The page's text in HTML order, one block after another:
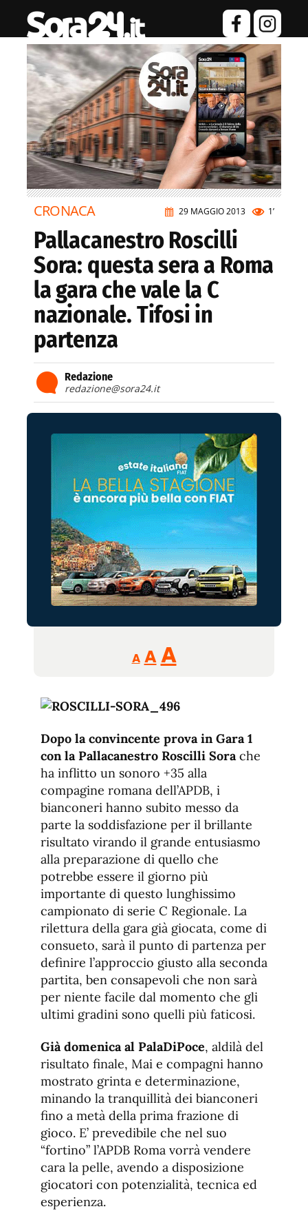
29 MAGGIO 2013 1’
CRONACA
Pallacanestro Roscilli
Sora: questa sera a Roma
la gara che vale la C
nazionale. Tifosi in
partenza
Redazione
redazione@sora24.it
A
Reducir
tamaño
A Restablecer
de
fuente
AAumentar
de
fuente.
Dopo la convincente prova in Gara 1
con la Pallacanestro Roscilli Sorache
ha inflitto un sonoro +35 alla
compagine romana dell’APDB, i
bianconeri hanno subito messo da
parte la soddisfazione per il brillante
risultato virando il grande entusiasmo
alla preparazione di quello che
potrebbe essere il giorno più
importante di questo lunghissimo
campionato di serie C Regionale. La
rilettura della gara già giocata, come di
consueto, sarà il punto di partenza per
definire l’approccio giusto alla seconda
partita, ben consapevoli che non sarà
per niente facile dal momento che gli
ultimi gradini sono quelli più faticosi.
Già domenica al PalaDiPoce, aldilà del
risultato finale, Mai e compagni hanno
mostrato grinta e determinazione,
minando la tranquillità dei bianconeri
fino a metà della prima frazione di
gioco. E’ prevedibile che nel suo
“fortino” l’APDB Roma vorrà vendere
cara la pelle, avendo a disposizione
giocatori con potenzialità, tecnica ed
esperienza.